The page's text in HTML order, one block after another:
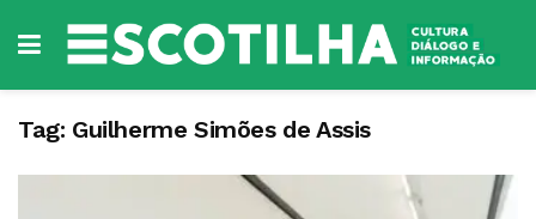
Tag: Guilherme Simões de Assis